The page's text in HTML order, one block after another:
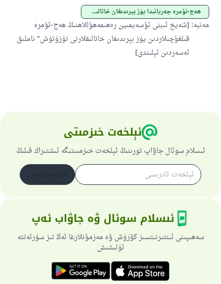
ھەج-ئۆمرە جەريانىدا يۈز بېرىدىغان خاتالىقلار
مەنبە: [شەيخ ئىبنى ئۇسەيمىين رەھىمەھۇللاھنىڭ ھەج-ئۆمرە
قىلغۇچىلاردىن يۈز بېرىدىغان خاتالىقلارنى تۈزۈتۈش" ناملىق
ئەسەردىن ئېلىندى]
ئېلخەت خىزمىتى
ئىسلام سوئال جاۋاپ تورىنىڭ ئېلخەت خىزمىىتىگە ئىشتىراك قىلىڭ
ئىسلام سوئال ۋە جاۋاب ئەپ
سەھىپىنى ئىنتىرنىتسىز كۆرۈش ۋە مەزمۇنلارغا ئەڭ تىز سۈرئەتتە
ئۈلىشىش